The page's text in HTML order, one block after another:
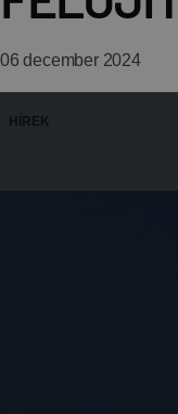
06 december 2024
HÍREK